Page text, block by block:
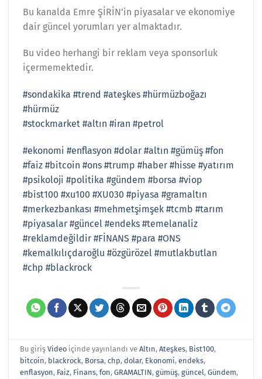
Bu kanalda Emre ŞİRİN’in piyasalar ve ekonomiye
dair güncel yorumları yer almaktadır.
Bu video herhangi bir reklam veya sponsorluk
içermemektedir.
#sondakika #trend #ateşkes #hürmüzboğazı
#hürmüz
#stockmarket #altın #iran #petrol
#ekonomi #enflasyon #dolar #altın #gümüş #fon
#faiz #bitcoin #ons #trump #haber #hisse #yatırım
#psikoloji #politika #gündem #borsa #viop
#bist100 #xu100 #XU030 #piyasa #gramaltın
#merkezbankası #mehmetşimşek #tcmb #tarım
#piyasalar #güncel #endeks #temelanaliz
#reklamdeğildir #FİNANS #para #ONS
#kemalkılıçdaroğlu #özgürözel #mutlakbutlan
#chp #blackrock
Bu girişVideo içinde yayınlandı veAltın,Ateşkes, Bist100,
bitcoin, blackrock, Borsa,chp,dolar, Ekonomi,endeks,
enflasyon, Faiz, Finans,fon,GRAMALTIN,gümüş,güncel,Gündem,